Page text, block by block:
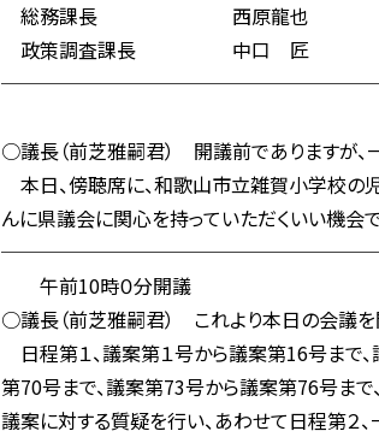
総務課長 西原龍也
政策調査課長 中口 匠
○議長（前芝雅嗣君） 開議前でありますが、
本日、傍聴席に、和歌山市立雑賀小学校の
んに県議会に関心を持っていただくいい機会で
午前10時０分開議
○議長（前芝雅嗣君） これより本日の会議を
日程第１、議案第１号から議案第16号まで
第70号まで、議案第73号から議案第76号ま
議案に対する質疑を行い、あわせて日程第２、